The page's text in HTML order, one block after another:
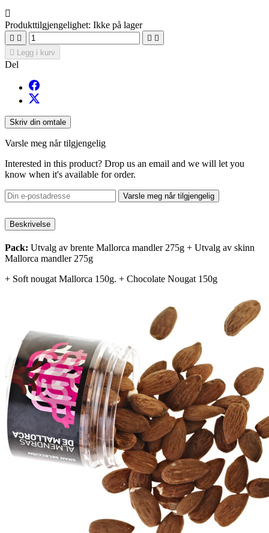

Produkttilgjengelighet: Ikke på lager
   

Legg i kurv
Del
Skriv din omtale
Varsle meg når tilgjengelig
Interested in this product? Drop us an email and we will let you
know when it's available for order.
Varsle meg når tilgjengelig
Beskrivelse
Pack: Utvalg av brente Mallorca mandler 275g + Utvalg av skinn
Mallorca mandler 275g
+ Soft nougat Mallorca 150g. + Chocolate Nougat 150g